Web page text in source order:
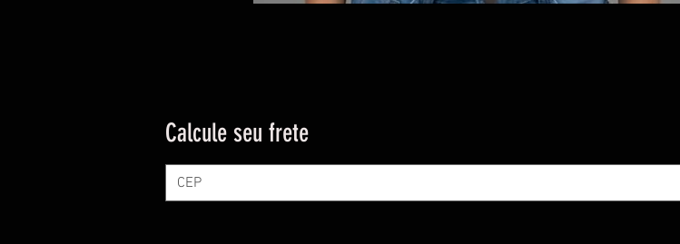
Calcule seu frete